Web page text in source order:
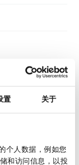
置 关于
个人数据，例如您
和访问信息，以投